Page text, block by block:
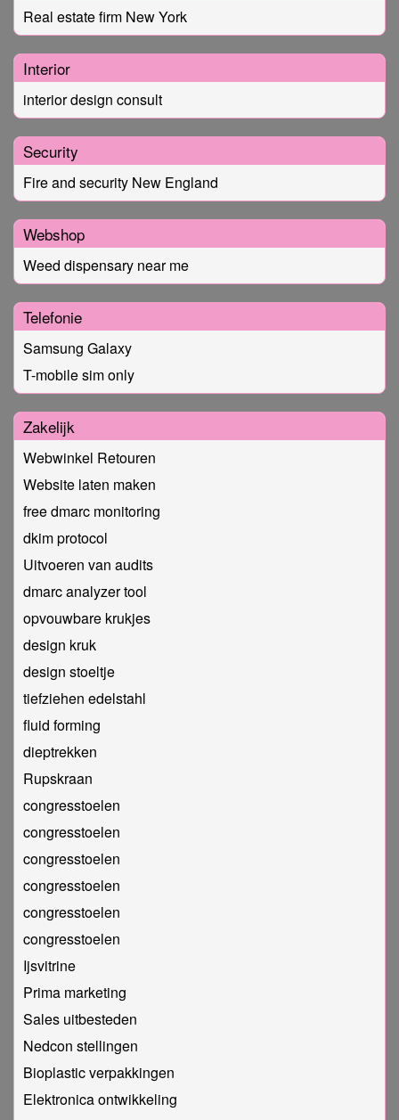
Real estate firm New York
Interior
interior design consult
Security
Fire and security New England
Webshop
Weed dispensary near me
Telefonie
Samsung Galaxy
T-mobile sim only
Zakelijk
Webwinkel Retouren
Website laten maken
free dmarc monitoring
dkim protocol
Uitvoeren van audits
dmarc analyzer tool
opvouwbare krukjes
design kruk
design stoeltje
tiefziehen edelstahl
fluid forming
dieptrekken
Rupskraan
congresstoelen
congresstoelen
congresstoelen
congresstoelen
congresstoelen
congresstoelen
Ijsvitrine
Prima marketing
Sales uitbesteden
Nedcon stellingen
Bioplastic verpakkingen
Elektronica ontwikkeling